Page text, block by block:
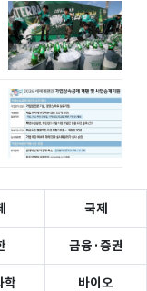
국제
금융·증권
학 바이오